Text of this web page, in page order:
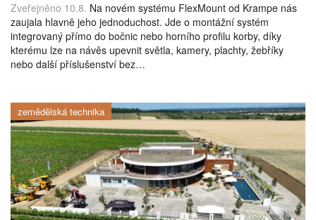
Zveřejněno 10.8. Na novém systému FlexMount od Krampe nás
zaujala hlavně jeho jednoduchost. Jde o montážní systém
integrovaný přímo do bočnic nebo horního profilu korby, díky
kterému lze na návěs upevnit světla, kamery, plachty, žebříky
nebo další příslušenství bez…
zemědělská technika